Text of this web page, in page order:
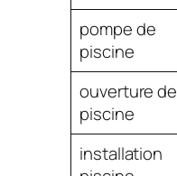
pompe de
piscine
ouverture de
piscine
installation